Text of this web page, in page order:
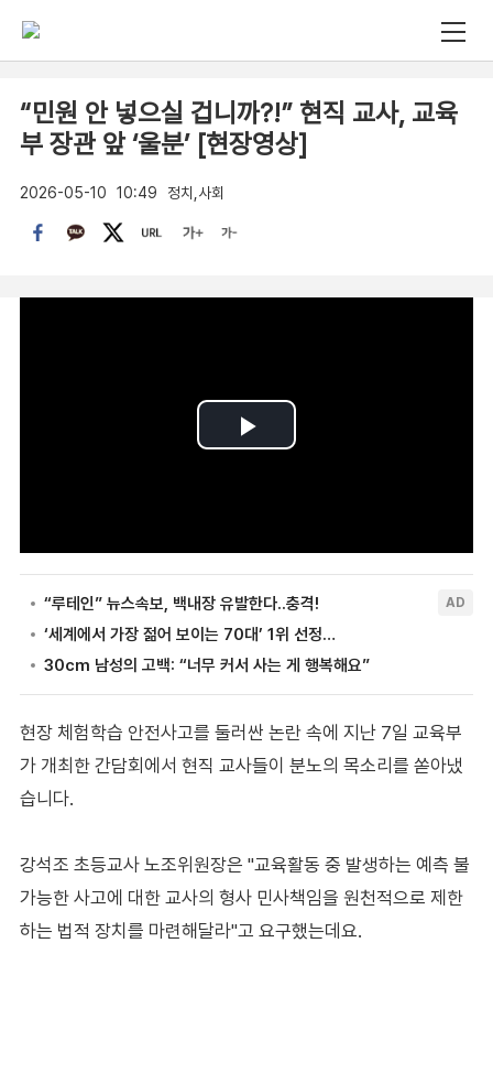
“민원 안 넣으실 겁니까?!” 현직 교사, 교육
부 장관 앞 ‘울분’ [현장영상]
2026-05-10 10:49 정치,사회
현장 체험학습 안전사고를 둘러싼 논란 속에 지난 7일 교육부
가 개최한 간담회에서 현직 교사들이 분노의 목소리를 쏟아냈
습니다.
강석조 초등교사 노조위원장은 "교육활동 중 발생하는 예측 불
가능한 사고에 대한 교사의 형사 민사책임을 원천적으로 제한
하는 법적 장치를 마련해달라"고 요구했는데요.